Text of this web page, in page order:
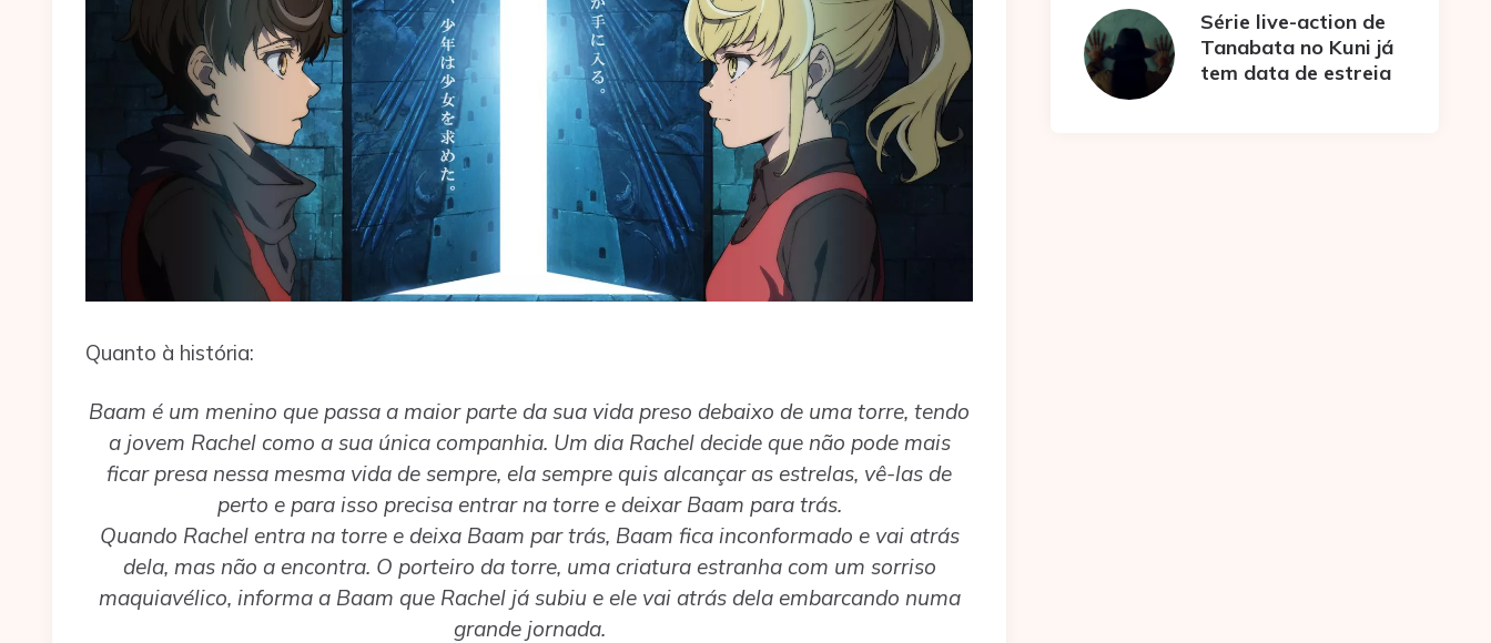
Quanto à história:
Baam é um menino que passa a maior parte da sua vida preso debaixo de uma torre, tendo
a jovem Rachel como a sua única companhia. Um dia Rachel decide que não pode mais
ficar presa nessa mesma vida de sempre, ela sempre quis alcançar as estrelas, vê-las de
perto e para isso precisa entrar na torre e deixar Baam para trás.
Quando Rachel entra na torre e deixa Baam par trás, Baam fica inconformado e vai atrás
dela, mas não a encontra. O porteiro da torre, uma criatura estranha com um sorriso
maquiavélico, informa a Baam que Rachel já subiu e ele vai atrás dela embarcando numa
grande jornada.
Série live-action de
Tanabata no Kuni já
tem data de estreia